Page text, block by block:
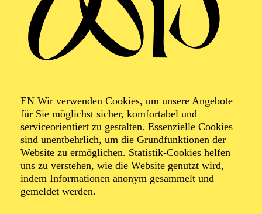
EN Wir verwenden Cookies, um unsere Angebote
für Sie möglichst sicher, komfortabel und
serviceorientiert zu gestalten. Essenzielle Cookies
sind unentbehrlich, um die Grundfunktionen der
Website zu ermöglichen. Statistik-Cookies helfen
uns zu verstehen, wie die Website genutzt wird,
indem Informationen anonym gesammelt und
gemeldet werden.
Wednesday
03.02.2027
17:30 - 19:00
Alto Theater
PHILHARMONIE ESSEN
Thursday
04.02.2027
11:00 - 12:00